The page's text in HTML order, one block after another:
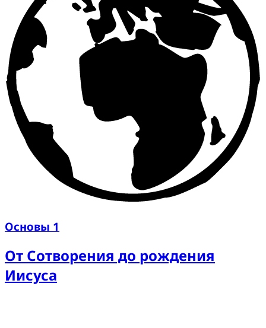
Основы 1
От Сотворения до рождения
Иисуса